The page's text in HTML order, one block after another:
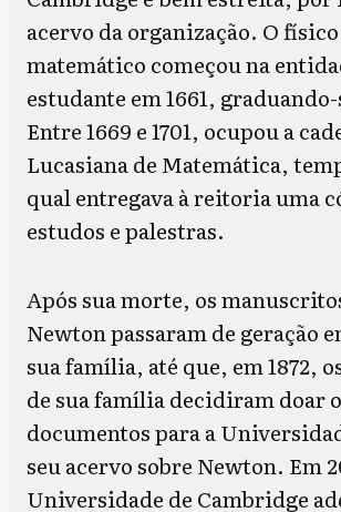
acervo da organização. O físico
matemático começou na
estudante em 1661, graduando-
Entre 1669 e 1701, ocupou a
Lucasiana de Matemática,
qual entregava à reitoria uma
estudos e palestras.
Após sua morte, os
Newton passaram de geração
sua família, até que, em 1872,
de sua família decidiram doar
documentos para a
seu acervo sobre Newton. Em
Universidade de Cambridge